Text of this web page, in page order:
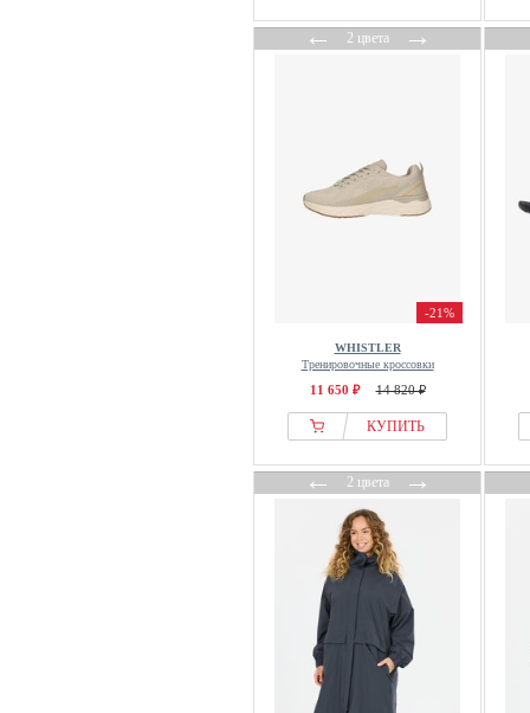
←2 цвета→
-21%
WHISTLER
Тренировочные кроссовки
11 650 ₽ 14 820 ₽
КУПИТЬ
←2 цвета→